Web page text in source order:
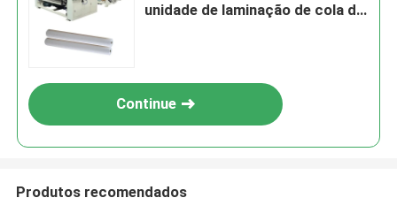
unidade de laminação de cola de
Continue
Produtos recomendados